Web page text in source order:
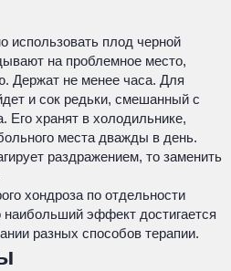
использовать плод черной
на проблемное место,
Держат не менее часа. Для
и сок редьки, смешанный с
Его хранят в холодильнике,
места дважды в день.
раздражением, то заменить
хондроза по отдельности
эффект достигается
разных способов терапии.